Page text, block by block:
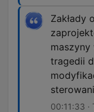
Zakłady
maszyny
tragedii
00:11:33